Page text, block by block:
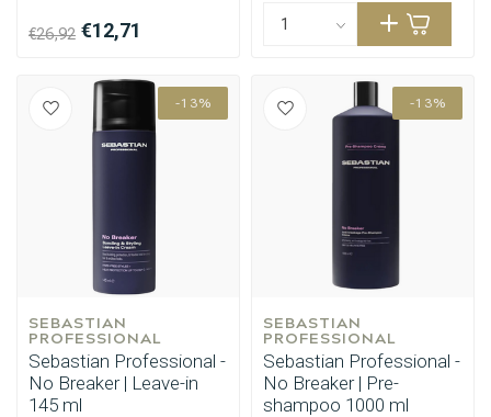
Haarstyling Haarkleuring
€26,92 €12,71
-13%
SEBASTIAN
PROFESSIONAL
Sebastian Professional -
No Breaker | Leave-in
145 ml
-13%
SEBASTIAN
PROFESSIONAL
Sebastian Professional -
No Breaker | Pre-
shampoo 1000 ml